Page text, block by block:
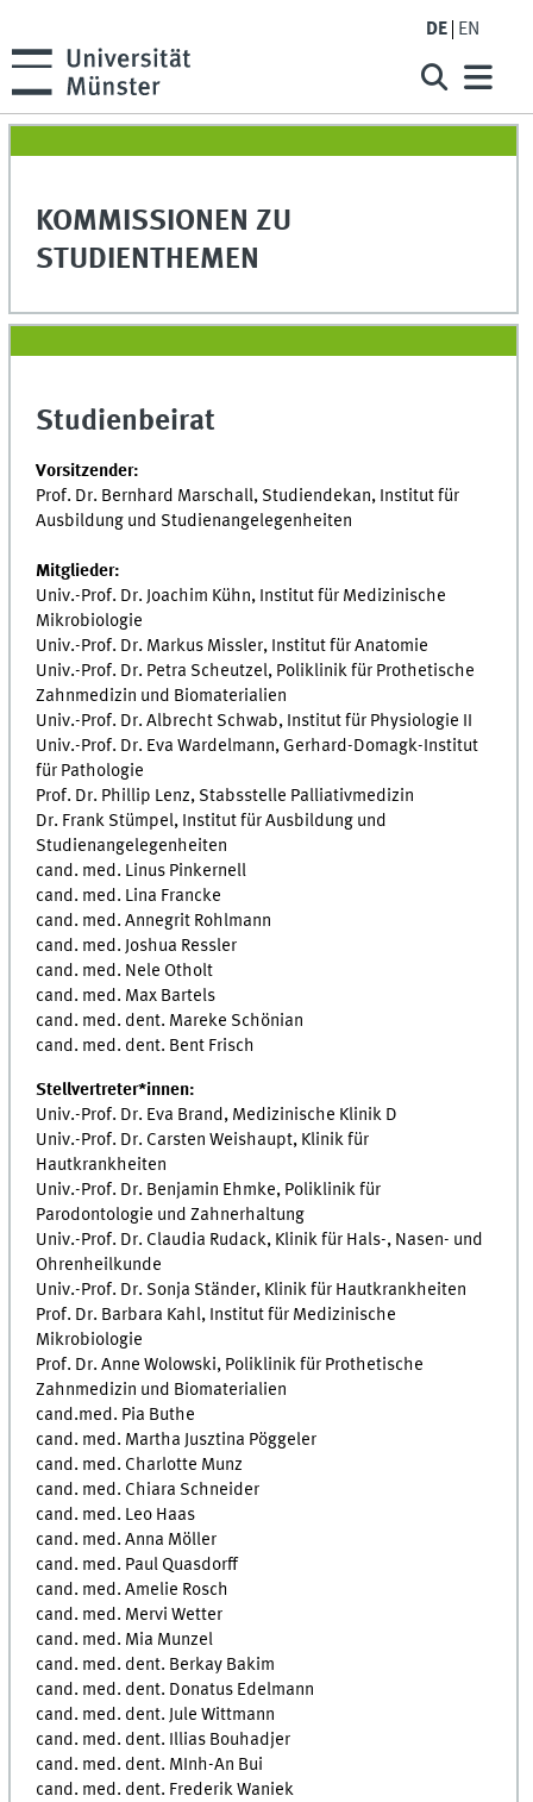
DE EN
KOMMISSIONEN ZU
STUDIENTHEMEN
Studienbeirat
Vorsitzender:
Prof. Dr. Bernhard Marschall, Studiendekan, Institut für
Ausbildung und Studienangelegenheiten
Mitglieder:
Univ.-Prof. Dr. Joachim Kühn, Institut für Medizinische
Mikrobiologie
Univ.-Prof. Dr. Markus Missler, Institut für Anatomie
Univ.-Prof. Dr. Petra Scheutzel, Poliklinik für Prothetische
Zahnmedizin und Biomaterialien
Univ.-Prof. Dr. Albrecht Schwab, Institut für Physiologie II
Univ.-Prof. Dr. Eva Wardelmann, Gerhard-Domagk-Institut
für Pathologie
Prof. Dr. Phillip Lenz, Stabsstelle Palliativmedizin
Dr. Frank Stümpel, Institut für Ausbildung und
Studienangelegenheiten
cand. med. Linus Pinkernell
cand. med. Lina Francke
cand. med. Annegrit Rohlmann
cand. med. Joshua Ressler
cand. med. Nele Otholt
cand. med. Max Bartels
cand. med. dent. Mareke Schönian
cand. med. dent. Bent Frisch
Stellvertreter*innen:
Univ.-Prof. Dr. Eva Brand, Medizinische Klinik D
Univ.-Prof. Dr. Carsten Weishaupt, Klinik für
Hautkrankheiten
Univ.-Prof. Dr. Benjamin Ehmke, Poliklinik für
Parodontologie und Zahnerhaltung
Univ.-Prof. Dr. Claudia Rudack, Klinik für Hals-, Nasen- und
Ohrenheilkunde
Univ.-Prof. Dr. Sonja Ständer, Klinik für Hautkrankheiten
Prof. Dr. Barbara Kahl, Institut für Medizinische
Mikrobiologie
Prof. Dr. Anne Wolowski, Poliklinik für Prothetische
Zahnmedizin und Biomaterialien
cand.med. Pia Buthe
cand. med. Martha Jusztina Pöggeler
cand. med. Charlotte Munz
cand. med. Chiara Schneider
cand. med. Leo Haas
cand. med. Anna Möller
cand. med. Paul Quasdorff
cand. med. Amelie Rosch
cand. med. Mervi Wetter
cand. med. Mia Munzel
cand. med. dent. Berkay Bakim
cand. med. dent. Donatus Edelmann
cand. med. dent. Jule Wittmann
cand. med. dent. Illias Bouhadjer
cand. med. dent. MInh-An Bui
cand. med. dent. Frederik Waniek